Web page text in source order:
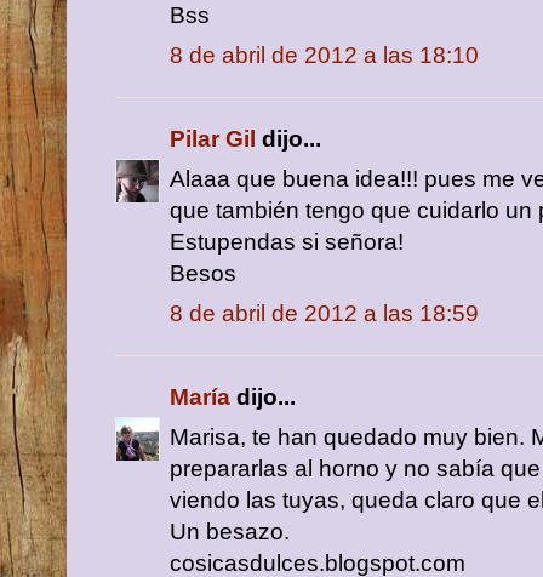
Bss
8 de abril de 2012 a las 18:10
Pilar Gil dijo...
Alaaa que buena idea!!! pues me
que también tengo que cuidarlo un
Estupendas si señora!
Besos
8 de abril de 2012 a las 18:59
María dijo...
Marisa, te han quedado muy bien.
prepararlas al horno y no sabía
viendo las tuyas, queda claro que
Un besazo.
cosicasdulces.blogspot.com